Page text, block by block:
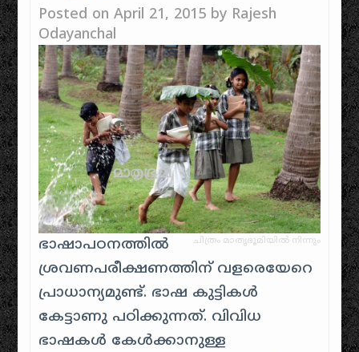
Posted onApril 21, 2015 by Rajesh
Odayanchal
ചിത്രം മാതൃഭൂമിയിൽ നിന്നും
ഭാഷാപഠനത്തിൽ
ശ്രവണപരീക്ഷണത്തിന് വളരെയേറെ
പ്രാധാന്യമുണ്ട്. ഭാഷ കുട്ടികൾ
കേട്ടാണു പഠിക്കുന്നത്. വിവിധ
ഭാഷകൾ കേൾക്കാനുള്ള